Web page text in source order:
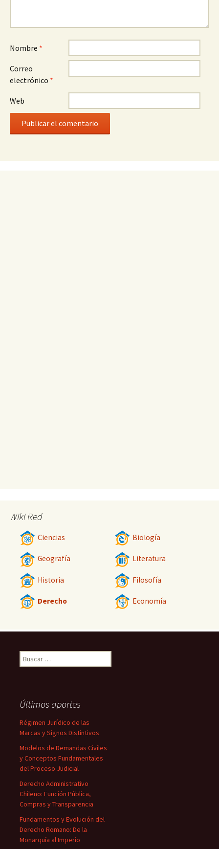
Nombre *
Correo
electrónico *
Web
Wiki Red
Ciencias Biología
Geografía Literatura
Historia Filosofía
Derecho Economía
Buscar:
Últimos aportes
Régimen Jurídico de las
Marcas y Signos Distintivos
Modelos de Demandas Civiles
y Conceptos Fundamentales
del Proceso Judicial
Derecho Administrativo
Chileno: Función Pública,
Compras y Transparencia
Fundamentos y Evolución del
Derecho Romano: De la
Monarquía al Imperio